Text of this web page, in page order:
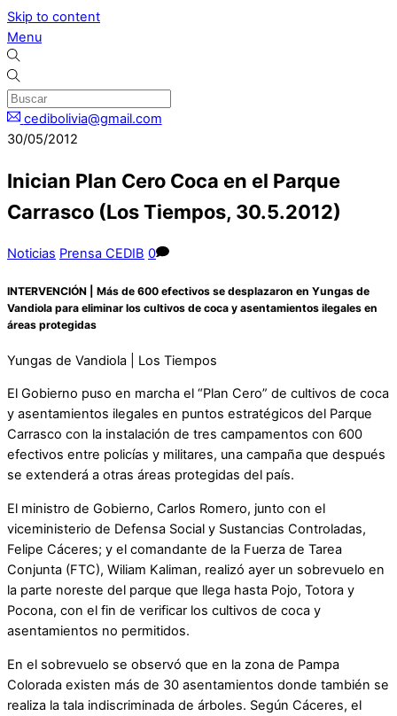
Skip to content
Menu
cedibolivia@gmail.com
30/05/2012
Inician Plan Cero Coca en el Parque
Carrasco (Los Tiempos, 30.5.2012)
Noticias Prensa CEDIB 0
INTERVENCIÓN | Más de 600 efectivos se desplazaron en Yungas de
Vandiola para eliminar los cultivos de coca y asentamientos ilegales en
áreas protegidas
Yungas de Vandiola | Los Tiempos
El Gobierno puso en marcha el “Plan Cero” de cultivos de coca
y asentamientos ilegales en puntos estratégicos del Parque
Carrasco con la instalación de tres campamentos con 600
efectivos entre policías y militares, una campaña que después
se extenderá a otras áreas protegidas del país.
El ministro de Gobierno, Carlos Romero, junto con el
viceministerio de Defensa Social y Sustancias Controladas,
Felipe Cáceres; y el comandante de la Fuerza de Tarea
Conjunta (FTC), Wiliam Kaliman, realizó ayer un sobrevuelo en
la parte noreste del parque que llega hasta Pojo, Totora y
Pocona, con el fin de verificar los cultivos de coca y
asentamientos no permitidos.
En el sobrevuelo se observó que en la zona de Pampa
Colorada existen más de 30 asentamientos donde también se
realiza la tala indiscriminada de árboles. Según Cáceres, el